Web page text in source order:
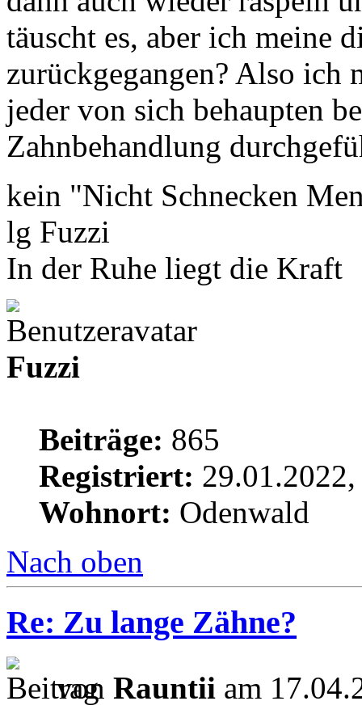
täuscht es, aber ich meine
zurückgegangen? Also ich
jeder von sich behaupten
Zahnbehandlung
kein "Nicht Schnecken
lg Fuzzi
In der Ruhe liegt die Kraft
Fuzzi
Beiträge: 865
Registriert:
Wohnort: Odenwald
Nach oben
Re: Zu lange Zähne?
von Rauntii am